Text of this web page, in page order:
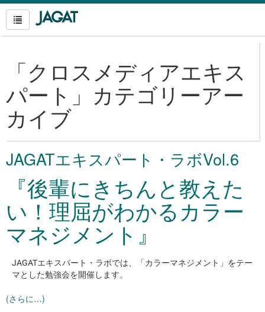
「クロスメディアエキス
パート 」カテゴリーアー
カイブ
JAGATエキスパート・ラボVol.6
『後輩にきちんと教えた
い！理屈がわかるカラー
マネジメント』
JAGATエキスパート・ラボでは、「カラーマネジメント」をテー
マとした勉強会を開催します。
(さらに…)